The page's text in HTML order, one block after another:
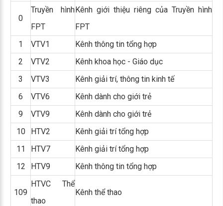
0
Truyền hình
FPT
Kênh giới thiệu riêng của Truyền hình
FPT
1
VTV1
Kênh thông tin tổng hợp
2
VTV2
Kênh khoa học - Giáo dục
3
VTV3
Kênh giải trí, thông tin kinh tế
6
VTV6
Kênh dành cho giới trẻ
9
VTV9
Kênh dành cho giới trẻ
10
HTV2
Kênh giải trí tổng hợp
11
HTV7
Kênh giải trí tổng hợp
12
HTV9 Kênh thông tin tổng hợp
109
HTVC Thể
thao
Kênh thể thao